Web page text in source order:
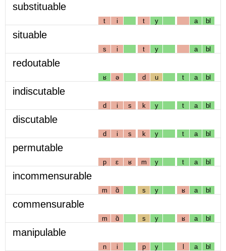
substituable
t i t y a bl
situable
s i t y a bl
redoutable
ʁ ə d u t a bl
indiscutable
d i s k y t a bl
discutable
d i s k y t a bl
permutable
p ɛ ʁ m y t a bl
incommensurable
m ɑ̃ s y ʁ a bl
commensurable
m ɑ̃ s y ʁ a bl
manipulable
n i p y l a bl